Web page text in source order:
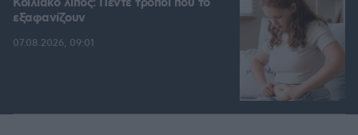
Κοιλιακό λίπος: Πέντε τρόποι που το
εξαφανίζουν
07.08.2026, 09:01